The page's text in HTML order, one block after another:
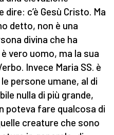
c’è Gesù Cristo. Ma
detto, non è una
divina che ha
vero uomo, ma la sua
Invece Maria SS. è
persone umane, al di
nulla di più grande,
poteva fare qualcosa di
creature che sono